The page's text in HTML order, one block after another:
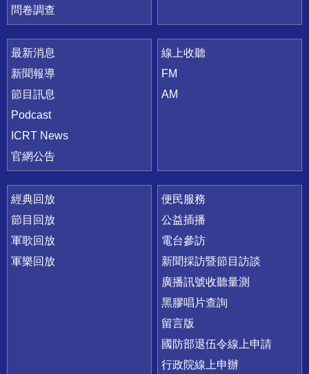
問卷調查
最新消息
新聞報導
節目訊息
Podcast
ICRT News
官網公告
線上收聽
FM
AM
經典回放
節目回放
軍歌回放
軍樂回放
便民服務
公益插播
電台參訪
新聞採訪暨節目訪談
廣播訊號收聽量測
黑膠唱片查詢
留言版
國防部退伍令線上申請
行政院線上申辦